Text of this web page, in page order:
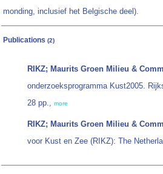
monding, inclusief het Belgische deel).
Publications (2)
RIKZ; Maurits Groen Milieu &
onderzoeksprogramma Kust2005.
28 pp., more
RIKZ; Maurits Groen Milieu &
voor Kust en Zee (RIKZ): The